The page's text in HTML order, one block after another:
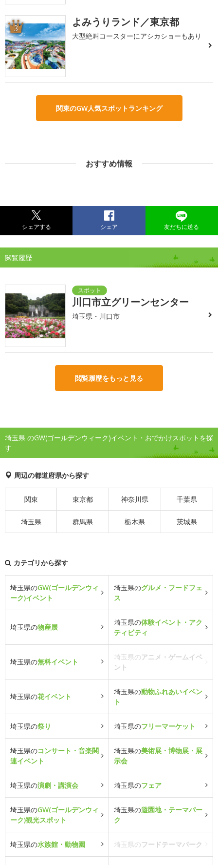
3 よみうりランド／東京都
大型絶叫コースターにアシカショーもあり
関東のGW人気スポットランキング
おすすめ情報
シェアする シェア 友だちに送る
閲覧履歴
川口市立グリーンセンター
埼玉県・川口市
閲覧履歴をもっと見る
埼玉県 のGW(ゴールデンウィーク)イベント・おでかけスポットを探
す
周辺の都道府県から探す
関東 東京都 神奈川県 千葉県
埼玉県 群馬県 栃木県 茨城県
カテゴリから探す
埼玉県のGW(ゴールデンウィ
ーク)イベント
埼玉県のグルメ・フードフェ
ス
埼玉県の物産展
埼玉県の体験イベント・アク
ティビティ
埼玉県の無料イベント
埼玉県のアニメ・ゲームイベ
ント
埼玉県の花イベント
埼玉県の動物ふれあいイベン
ト
埼玉県の祭り 埼玉県のフリーマーケット
埼玉県のコンサート・音楽関
連イベント
埼玉県の美術展・博物展・展
示会
埼玉県の演劇・講演会 埼玉県のフェア
埼玉県のGW(ゴールデンウィ
ーク)観光スポット
埼玉県の遊園地・テーマパー
ク
埼玉県の水族館・動物園 埼玉県のフードテーマパーク